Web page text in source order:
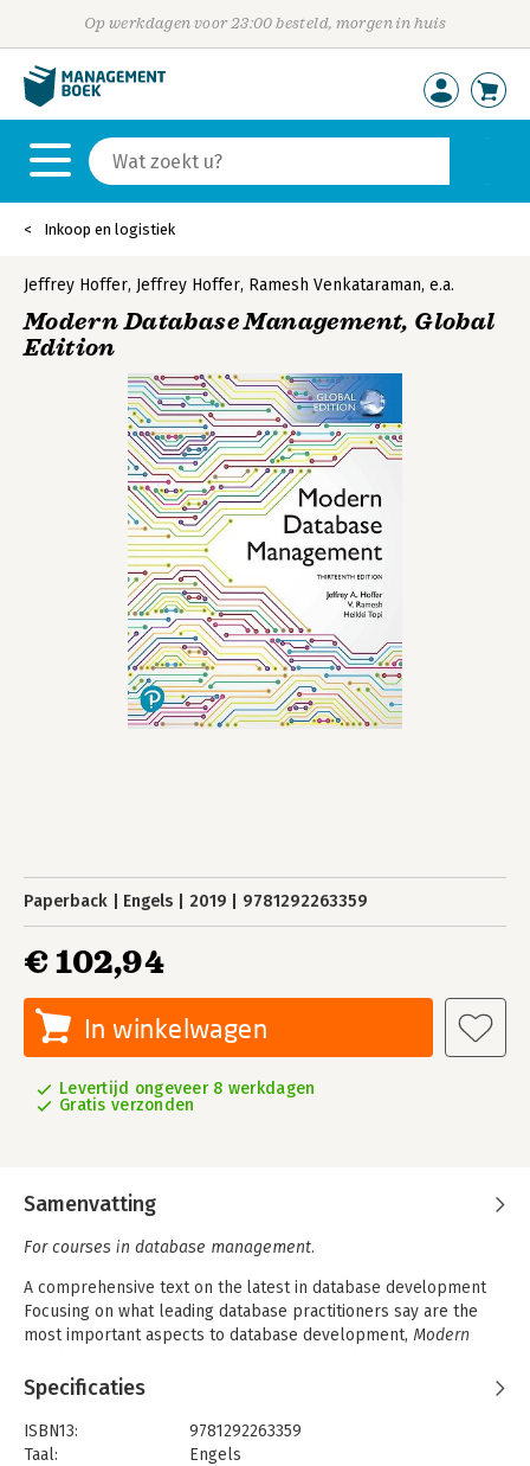
Op werkdagen voor 23:00 besteld, morgen in huis
Inkoop en logistiek
Jeffrey Hoffer, Jeffrey Hoffer, Ramesh Venkataraman, e.a.
Modern Database Management, Global
Edition
Paperback Engels 2019 9781292263359
€ 102,94
In winkelwagen
Levertijd ongeveer 8 werkdagen
Gratis verzonden
Samenvatting
For courses in database management.
A comprehensive text on the latest in database development
Focusing on what leading database practitioners say are the
most important aspects to database development, Modern
that are critical for the practical success of database
professionals. The
in areas undergoing rapid change as a result of improved
managerial practices, database design tools and
Specificaties
ISBN13:
9781292263359
Taal:
Engels